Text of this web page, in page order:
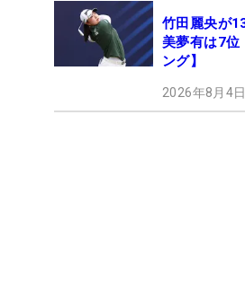
竹田麗央が
美夢有は7位
ング】
2026年8月4